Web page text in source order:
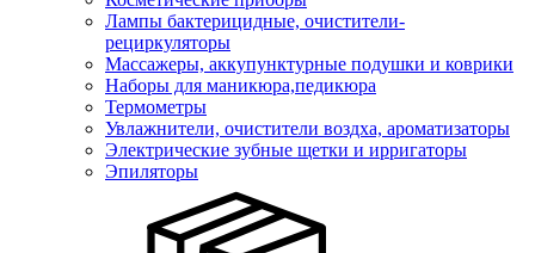
Лампы бактерицидные, очистители-
рециркуляторы
Массажеры, аккупунктурные подушки и коврики
Наборы для маникюра,педикюра
Термометры
Увлажнители, очистители воздха, ароматизаторы
Электрические зубные щетки и ирригаторы
Эпиляторы